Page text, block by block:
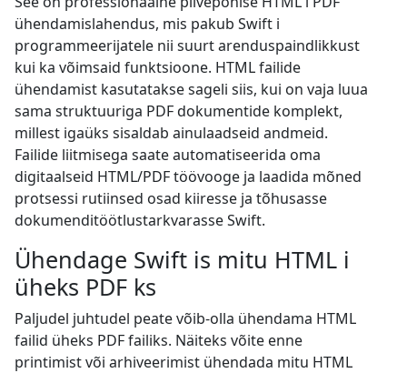
ühendamislahendus, mis pakub Swift i
programmeerijatele nii suurt arenduspaindlikkust
kui ka võimsaid funktsioone. HTML failide
ühendamist kasutatakse sageli siis, kui on vaja luua
sama struktuuriga PDF dokumentide komplekt,
millest igaüks sisaldab ainulaadseid andmeid.
Failide liitmisega saate automatiseerida oma
digitaalseid HTML/PDF töövooge ja laadida mõned
protsessi rutiinsed osad kiiresse ja tõhusasse
dokumenditöötlustarkvarasse Swift.
Ühendage Swift is mitu HTML i
üheks PDF ks
Paljudel juhtudel peate võib-olla ühendama HTML
failid üheks PDF failiks. Näiteks võite enne
printimist või arhiveerimist ühendada mitu HTML